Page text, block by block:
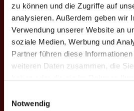
zu können und die Zugriffe auf
analysieren. Außerdem geben wir
Verwendung unserer Website an
soziale Medien, Werbung und
Partner führen diese
weiteren Daten zusammen, die
Notwendig
3
9 - 7
2
10 - 6